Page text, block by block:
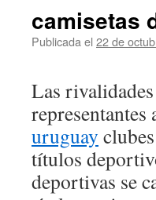
camisetas
Publicada el 22 de
Las
uruguay
títulos
deportivas se